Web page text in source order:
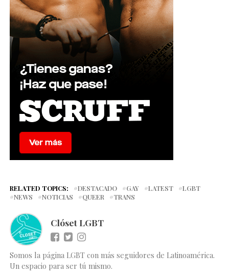
RELATED TOPICS: DESTACADO GAY LATEST
LGBT
NEWS
NOTICIAS QUEER TRANS
Clóset LGBT
Somos la página LGBT con más seguidores de Latinoamérica.
Un espacio para ser tú mismo.